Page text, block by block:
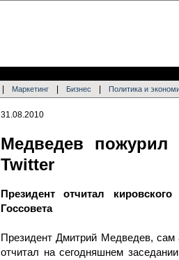
Маркетинг Бизнес Политика и
31.08.2010
Медведев пожурил
Twitter
Президент отчитал
Госсовета
Президент Дмитрий Медведев,
отчитал на сегодняшнем